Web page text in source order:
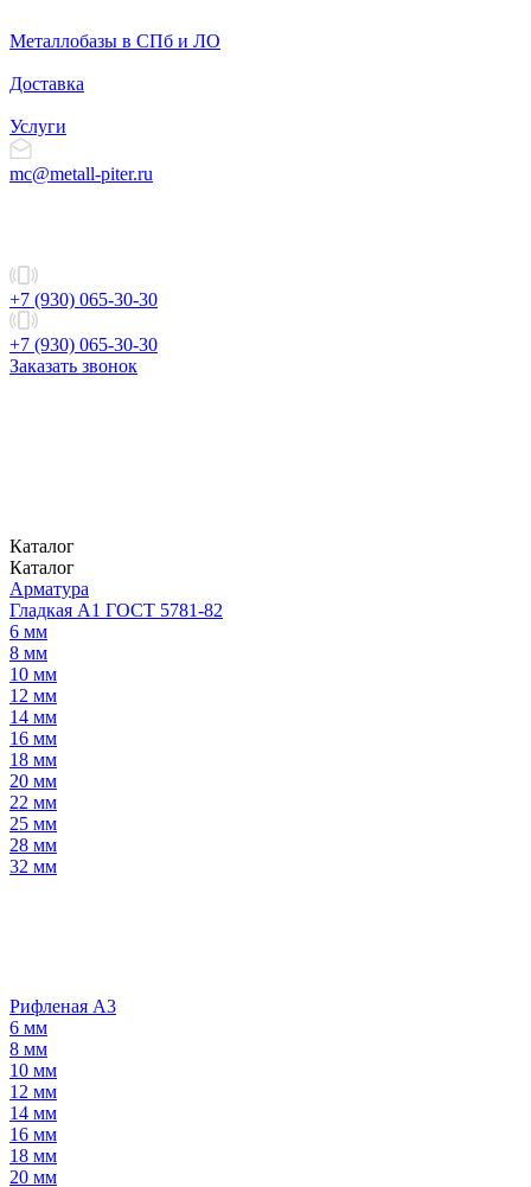
Металлобазы в СПб и ЛО
Доставка
Услуги
mc@metall-piter.ru
+7 (930) 065-30-30
+7 (930) 065-30-30
Заказать звонок
Каталог
Каталог
Арматура
Гладкая А1 ГОСТ 5781-82
6 мм
8 мм
10 мм
12 мм
14 мм
16 мм
18 мм
20 мм
22 мм
25 мм
28 мм
32 мм
Рифленая А3
6 мм
8 мм
10 мм
12 мм
14 мм
16 мм
18 мм
20 мм